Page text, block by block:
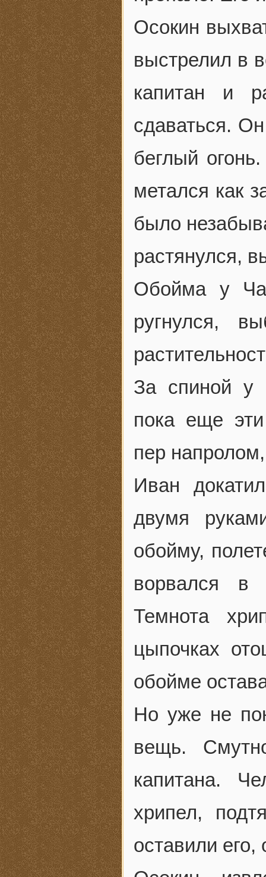
Осокин
выстрелил в
капитан и
сдаваться.
беглый
метался как
было
растянулся,
Обойма у
ругнулся,
За спиной у
пока еще
пер
Иван
двумя
обойму,
ворвался в
Темнота
цыпочках
обойме
Но уже не
вещь.
капитана.
хрипел,
оставили